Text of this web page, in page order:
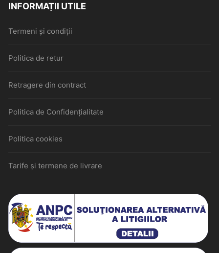
INFORMAȚII UTILE
Termeni și condiții
Politica de retur
Retragere din contract
Politica de Confidențialitate
Politica cookies
Tarife și termene de livrare